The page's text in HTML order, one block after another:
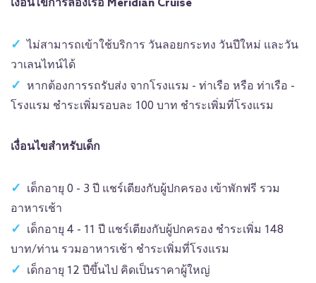
เงื่อนไขการล่องเรือ Meridian Cruise
ไม่สามารถเข้าใช้บริการ วันลอยกระทง วันปีใหม่ และวัน
วาเลนไทน์ได้
หากต้องการรถรับส่ง จากโรงแรม - ท่าเรือ หรือ ท่าเรือ -
โรงแรม ชำระเพิ่มรอบละ 100 บาท ชำระเพิ่มที่โรงแรม
เงื่อนไขสำหรับเด็ก
เด็กอายุ 0 - 3 ปี แชร์เตียงกับผู้ปกครอง เข้าพักฟรี รวม
อาหารเช้า
เด็กอายุ 4 - 11 ปี แชร์เตียงกับผู้ปกครอง ชำระเพิ่ม 148
บาท/ท่าน รวมอาหารเช้า ชำระเพิ่มที่โรงแรม
เด็กอายุ 12 ปีขึ้นไป คิดเป็นราคาผู้ใหญ่